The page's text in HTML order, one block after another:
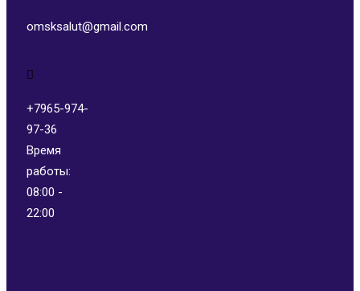
omsksalut@gmail.com
+7965-974-
97-36
Время
работы:
08:00 -
22:00